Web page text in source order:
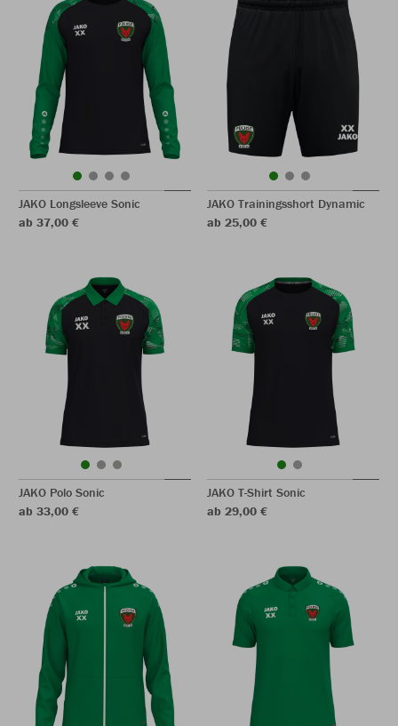
JAKO Longsleeve Sonic
ab 37,00 €
JAKO Trainingsshort Dynamic
ab 25,00 €
JAKO Polo Sonic
ab 33,00 €
JAKO T-Shirt Sonic
ab 29,00 €